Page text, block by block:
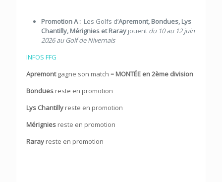
Promotion A : Les Golfs d’Apremont, Bondues, Lys
Chantilly, Mérignies et Raray jouent du 10 au 12 juin
2026 au Golf de Nivernais
INFOS FFG
Apremont gagne son match = MONTÉE en 2ème division
Bondues reste en promotion
Lys Chantilly reste en promotion
Mérignies reste en promotion
Raray reste en promotion